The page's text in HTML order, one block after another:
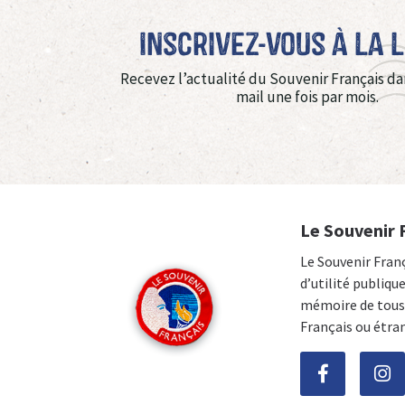
Inscrivez-vous à La
Recevez l’actualité du Souvenir Français
mail une fois par mois.
Le Souvenir
Le Souvenir
d’utilité
mémoire de
Français ou